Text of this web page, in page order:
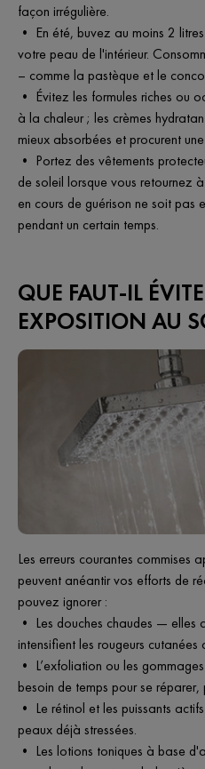
façon irrégulière.
• En été, buvez au moins 2
votre peau de l'intérieur.
– comme la pastèque et le
• Évitez les formules riches ou
à la chaleur ; les crèmes
mieux absorbées et procurent
• Portez des vêtements
de soleil lorsque vous retournez
en cours de guérison ne soit pas
pendant un certain temps.
QUE FAUT-IL
EXPOSITION AU
Les erreurs courantes commises
peuvent anéantir vos efforts de
pouvez ignorer :
• Les douches chaudes — elles
intensifient les rougeurs
• L’exfoliation ou les
besoin de temps pour se réparer,
• Le rétinol et les puissants
peaux déjà stressées.
• Les lotions toniques à base